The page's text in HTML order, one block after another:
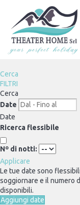
Cerca
FILTRI
Cerca
Date
Date
Ricerca flessibile
Nº di notti:
Applicare
Le tue date sono
soggiornare e il numero
disponibili.
Aggiungi date